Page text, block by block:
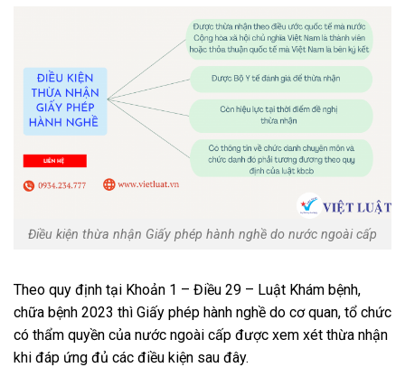
Điều kiện thừa nhận Giấy phép hành nghề do nước ngoài cấp
Theo quy định tại Khoản 1 – Điều 29 – Luật Khám bệnh,
chữa bệnh 2023 thì Giấy phép hành nghề do cơ quan, tổ chức
có thẩm quyền của nước ngoài cấp được xem xét thừa nhận
khi đáp ứng đủ các điều kiện sau đây.